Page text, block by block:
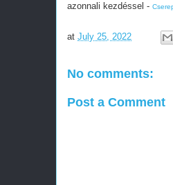
azonnali kezdéssel -
at July 25, 2022
No comments:
Post a Comment